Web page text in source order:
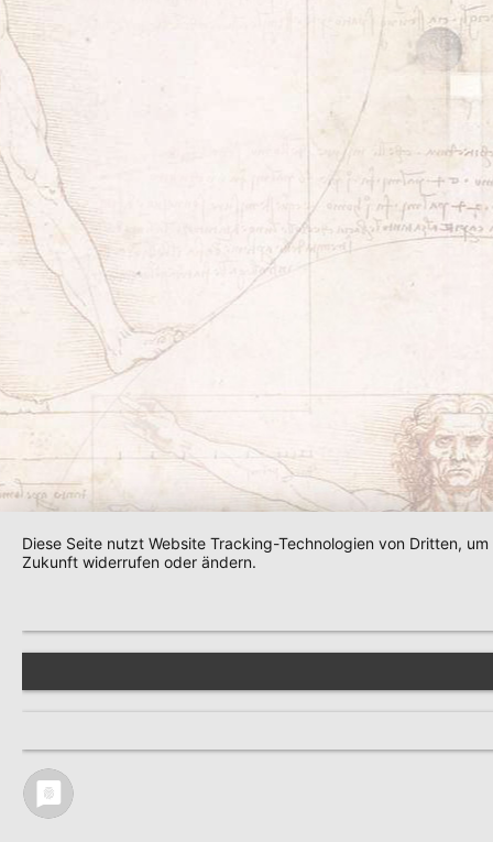
Diese Seite nutzt Website Tracking-Technologien von Dritten,
Zukunft widerrufen oder ändern.